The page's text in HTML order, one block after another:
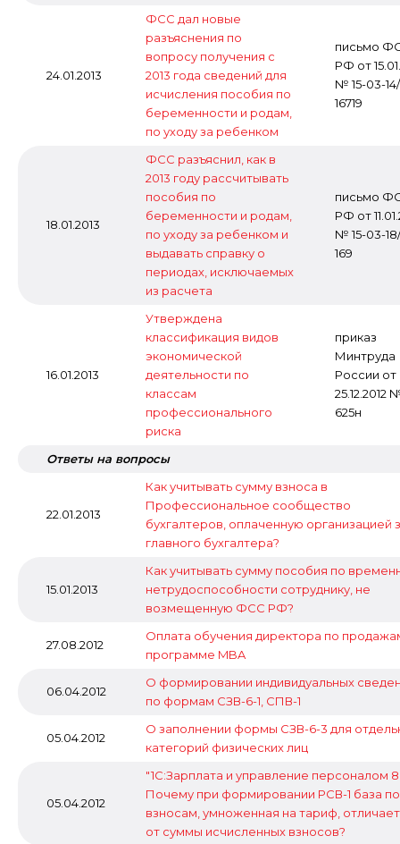
24.01.2013
ФСС дал новые
разъяснения по
вопросу получения с
2013 года сведений для
исчисления пособия по
беременности и родам,
по уходу за ребенком
письмо
РФ от
№ 15-03-14/
16719
18.01.2013
ФСС разъяснил, как в
2013 году рассчитывать
пособия по
беременности и родам,
по уходу за ребенком и
выдавать справку о
периодах, исключаемых
из расчета
письмо
РФ от
№ 15-03-
169
16.01.2013
Утверждена
классификация видов
экономической
деятельности по
классам
профессионального
риска
приказ
Минтруда
России от
25.12.2012
625н
Ответы на вопросы
22.01.2013
Как учитывать сумму взноса в
Профессиональное сообщество
бухгалтеров, оплаченную организацией
главного бухгалтера?
15.01.2013
Как учитывать сумму пособия по
нетрудоспособности сотруднику, не
возмещенную ФСС РФ?
27.08.2012
Оплата обучения директора по
программе MBA
06.04.2012
О формировании индивидуальных
по формам СЗВ-6-1, СПВ-1
05.04.2012
О заполнении формы СЗВ-6-3 для
категорий физических лиц
05.04.2012
"1С:Зарплата и управление персоналом
Почему при формировании РСВ-1 база по
взносам, умноженная на тариф,
от суммы исчисленных взносов?